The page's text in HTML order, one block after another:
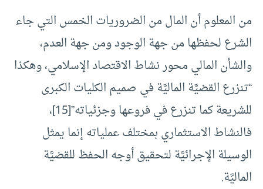
من المعلوم أن المال من الضروريات الخمس التي جاء
الشرع لحفظها من جهة الوجود ومن جهة العدم،
والشأن المالي محور نشاط الاقتصاد الإسلامي، وهكذا
“تنزرع القضيَّة الماليَّة في صميم الكليات الكبرى
للشريعة كما تنزرع في فروعها وجزئياته”[15]،
فالنشاط الاستثماري بمختلف عملياته إنما يمثل
الوسيلة الإجرائيَّة لتحقيق أوجه الحفظ للقضيَّة
الماليَّة.